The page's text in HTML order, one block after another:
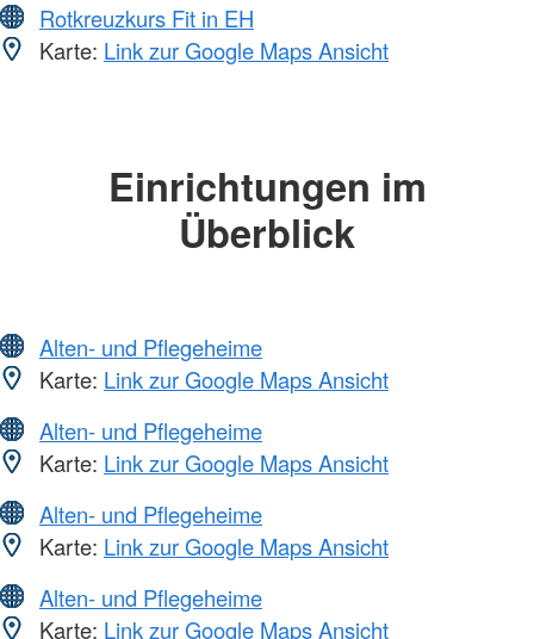
Rotkreuzkurs Fit in EH
Karte: Link zur Google Maps Ansicht
Einrichtungen im
Überblick
Alten- und Pflegeheime
Karte: Link zur Google Maps Ansicht
Alten- und Pflegeheime
Karte: Link zur Google Maps Ansicht
Alten- und Pflegeheime
Karte: Link zur Google Maps Ansicht
Alten- und Pflegeheime
Karte: Link zur Google Maps Ansicht